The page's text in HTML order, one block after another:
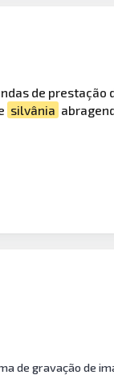
de prestação
silvânia
de gravação de